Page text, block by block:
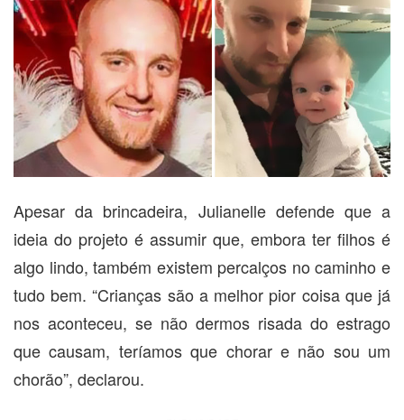
Apesar da brincadeira, Julianelle defende que a
ideia do projeto é assumir que, embora ter filhos é
algo lindo, também existem percalços no caminho e
tudo bem. “Crianças são a melhor pior coisa que já
nos aconteceu, se não dermos risada do estrago
que causam, teríamos que chorar e não sou um
chorão”, declarou.